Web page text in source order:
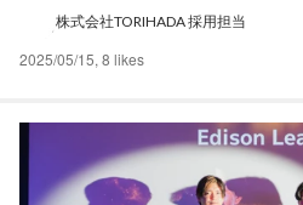
く」姿勢、そんな受賞の舞台裏につい
割」を超えて動く──想いと行動でつな
株式会社TORIHADA 採用担当
2025/05/15, 8 likes